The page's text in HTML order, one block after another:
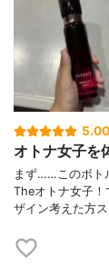
5.00
オトナ女子を
まず……このボト
Theオトナ女子
ザイン考えた方